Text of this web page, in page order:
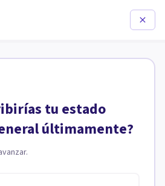
tu estado
últimamente?